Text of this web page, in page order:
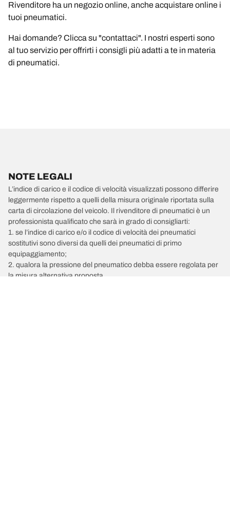
Rivenditore ha un negozio online, anche acquistare online i
tuoi pneumatici.
Hai domande? Clicca su "contattaci". I nostri esperti sono
al tuo servizio per offrirti i consigli più adatti a te in materia
di pneumatici.
NOTE LEGALI
L’indice di carico e il codice di velocità visualizzati possono differire
leggermente rispetto a quelli della misura originale riportata sulla
carta di circolazione del veicolo. Il rivenditore di pneumatici è un
professionista qualificato che sarà in grado di consigliarti:
1. se l’indice di carico e/o il codice di velocità dei pneumatici
sostitutivi sono diversi da quelli dei pneumatici di primo
equipaggiamento;
2. qualora la pressione del pneumatico debba essere regolata per
la misura alternativa proposta.